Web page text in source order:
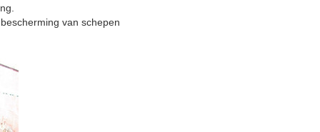
van schepen